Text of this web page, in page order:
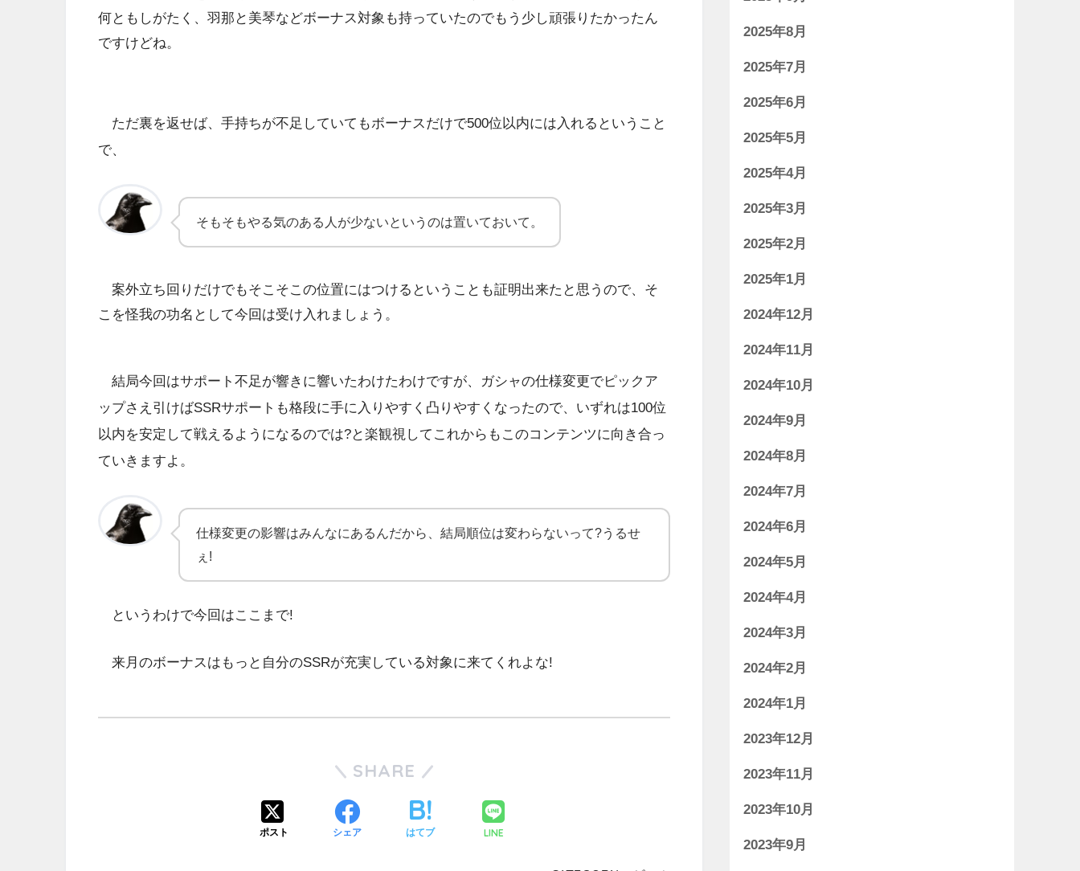
何ともしがたく、羽那と美琴などボーナス対象も持っていたのでもう少し頑張りたかったん
ですけどね。
ただ裏を返せば、手持ちが不足していてもボーナスだけで500位以内には入れるということ
で、
そもそもやる気のある人が少ないというのは置いておいて。
案外立ち回りだけでもそこそこの位置にはつけるということも証明出来たと思うので、そ
こを怪我の功名として今回は受け入れましょう。
結局今回はサポート不足が響きに響いたわけたわけですが、ガシャの仕様変更でピックア
ップさえ引けばSSRサポートも格段に手に入りやすく凸りやすくなったので、いずれは100位
以内を安定して戦えるようになるのでは?と楽観視してこれからもこのコンテンツに向き合っ
ていきますよ。
仕様変更の影響はみんなにあるんだから、結局順位は変わらないって?うるせ
ぇ!
というわけで今回はここまで!
来月のボーナスはもっと自分のSSRが充実している対象に来てくれよな!
SHARE
ポスト シェア はてブ LINE
2025年8月
2025年7月
2025年6月
2025年5月
2025年4月
2025年3月
2025年2月
2025年1月
2024年12月
2024年11月
2024年10月
2024年9月
2024年8月
2024年7月
2024年6月
2024年5月
2024年4月
2024年3月
2024年2月
2024年1月
2023年12月
2023年11月
2023年10月
2023年9月